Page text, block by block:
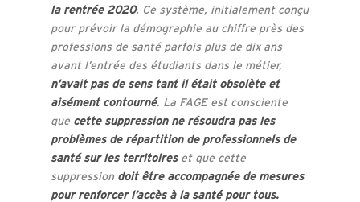
la rentrée 2020. Ce système, initialement conçu
pour prévoir la démographie au chiffre près des
professions de santé parfois plus de dix ans
avant l’entrée des étudiants dans le métier,
n’avait pas de sens tant il était obsolète et
aisément contourné. La FAGE est consciente
que cette suppression ne résoudra pas les
problèmes de répartition de professionnels de
santé sur les territoireset que cette
suppression doit être accompagnée de mesures
pour renforcer l’accès à la santé pour tous.